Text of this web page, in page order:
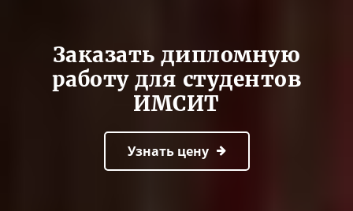
Заказать дипломную
работу для студентов
ИМСИТ
Узнать цену